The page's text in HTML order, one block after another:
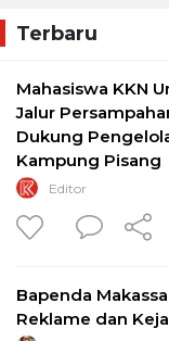
Terbaru
Mahasiswa KKN
Jalur
Dukung
Kampung Pisang
Editor
Bapenda
Reklame dan